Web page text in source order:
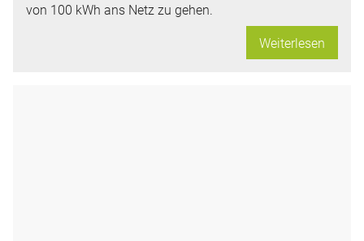
von 100 kWh ans Netz zu gehen.
Weiterlesen